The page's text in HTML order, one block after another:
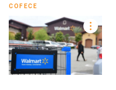
COFECE